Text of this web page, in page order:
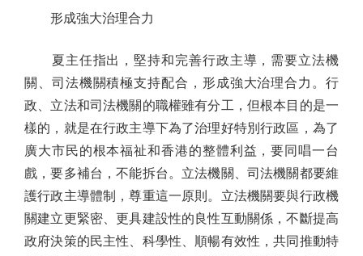
形成強大治理合力
夏主任指出，堅持和完善行政主導，需要立法機
關、司法機關積極支持配合，形成強大治理合力。行
政、立法和司法機關的職權雖有分工，但根本目的是一
樣的，就是在行政主導下為了治理好特別行政區，為了
廣大市民的根本福祉和香港的整體利益，要同唱一台
戲，要多補台，不能拆台。立法機關、司法機關都要維
護行政主導體制，尊重這一原則。立法機關要與行政機
關建立更緊密、更具建設性的良性互動關係，不斷提高
政府決策的民主性、科學性、順暢有效性，共同推動特